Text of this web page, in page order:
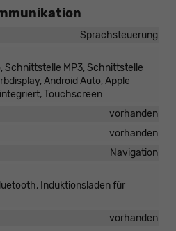
Sprachsteuerung
Schnittstelle MP3, Schnittstelle
Android Auto, Apple
Touchscreen
vorhanden
vorhanden
Navigation
Induktionsladen für
vorhanden